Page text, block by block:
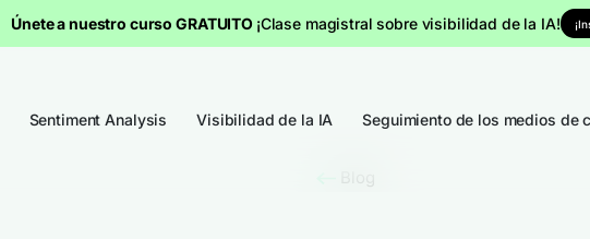
Únete a nuestro curso GRATUITO ¡Clase magistral sobre visibilidad de la IA!
Sentiment Analysis Visibilidad de la IA Seguimiento de los medios de